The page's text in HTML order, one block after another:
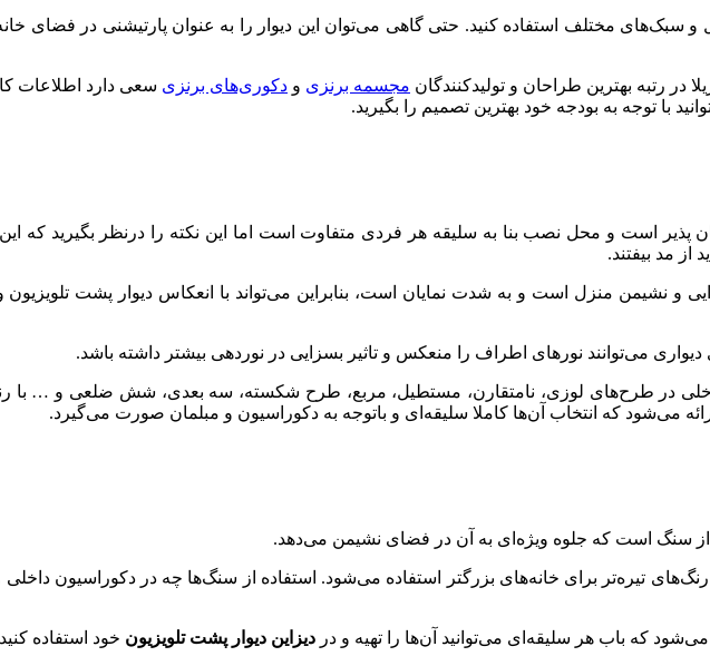
و سبک‌های مختلف استفاده کنید. حتی گاهی می‌توان این دیوار را به عنوان پارتیشنی در
در رتبه بهترین طراحان و تولیدکنندگان مجسمه برنزی و دکوری‌های برنزی سعی دارد اطلاعات
است و محل نصب بنا به سلیقه هر فردی متفاوت است اما این نکته را درنظر بگیرید که
مد بیفتند.
و نشیمن منزل است و به شدت نمایان است، بنابراین می‌تواند با انعکاس دیوار پشت تلویزیون
می‌توانند نورهای اطراف را منعکس و تاثیر بسزایی در نوردهی بیشتر داشته باشد.
داخلی در طرح‌های لوزی، نامتقارن، مستطیل، مربع، طرح شکسته، سه بعدی، شش ضلعی و … با
می‌شود که انتخاب آن‌ها کاملا سلیقه‌ای و باتوجه به دکوراسیون و مبلمان صورت می‌گیرد.
از سنگ است که جلوه ویژه‌ای به آن در فضای نشیمن می‌دهد.
تیره‌تر برای خانه‌های بزرگتر استفاده می‌شود. استفاده از سنگ‌ها چه در دکوراسیون
می‌شود که باب هر سلیقه‌ای می‌توانید آن‌ها را تهیه و در دیزاین دیوار پشت تلویزیون خود استفاده